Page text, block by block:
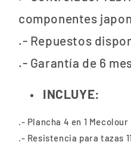
componentes
.- Repuestos
.- Garantía de 6
INCLUYE:
.- Plancha 4 en 1 Mecolour
.- Resistencia para tazas